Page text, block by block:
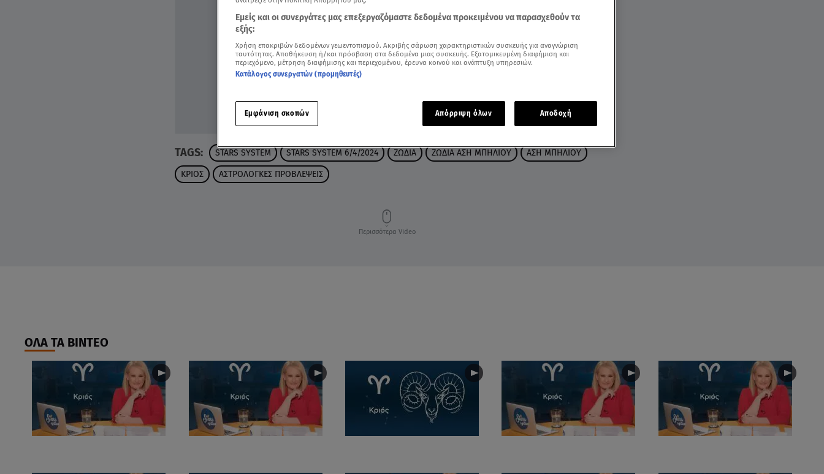
TAGS: STARS SYSTEM STARS SYSTEM 6/4/2024 ΖΩΔΙΑ ΖΩΔΙΑ ΑΣΗ ΜΠΗΛΙΟΥ ΑΣΗ ΜΠΗΛΙΟΥ
ΚΡΙΟΣ ΑΣΤΡΟΛΟΓΚΕΣ ΠΡΟΒΛΕΨΕΙΣ
Περισσότερα Video
ΟΛΑ ΤΑ ΒΙΝΤΕΟ
Εμείς και οι συνεργάτες μας επεξεργαζόμαστε δεδομένα προκειμένου να παρασχεθούν τα
εξής:
Χρήση επακριβών δεδομένων γεωεντοπισμού. Ακριβής σάρωση χαρακτηριστικών συσκευής για αναγνώριση
ταυτότητας. Αποθήκευση ή/και πρόσβαση στα δεδομένα μιας συσκευής. Εξατομικευμένη διαφήμιση και
περιεχόμενο, μέτρηση διαφήμισης και περιεχομένου, έρευνα κοινού και ανάπτυξη υπηρεσιών.
Κατάλογος συνεργατών (προμηθευτές)
Εμφάνιση σκοπών Απόρριψη όλων Αποδοχή